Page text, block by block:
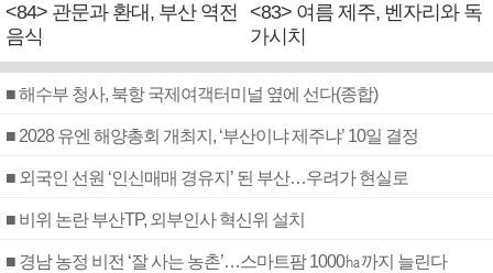
<84> 관문과 환대, 부산 역전
음식
<83> 여름 제주, 벤자리와 독
가시치
■ 해수부 청사, 북항 국제여객터미널 옆에 선다(종합)
■ 2028 유엔 해양총회 개최지, ‘부산이냐 제주냐’ 10일 결정
■ 외국인 선원 ‘인신매매 경유지’ 된 부산…우려가 현실로
■ 비위 논란 부산TP, 외부인사 혁신위 설치
■ 경남 농정 비전 ‘잘 사는 농촌’…스마트팜 1000㏊까지 늘린다